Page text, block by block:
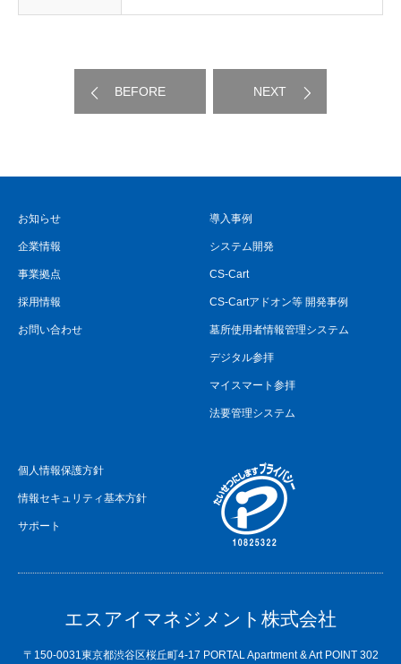
BEFORE NEXT
お知らせ
企業情報
事業拠点
採用情報
お問い合わせ
導入事例
システム開発
CS-Cart
CS-Cartアドオン等 開発事例
墓所使用者情報管理システム
デジタル参拝
マイスマート参拝
法要管理システム
個人情報保護方針
情報セキュリティ基本方針
サポート
エスアイマネジメント株式会社
〒150-0031東京都渋谷区桜丘町4-17 PORTAL Apartment & Art POINT 302